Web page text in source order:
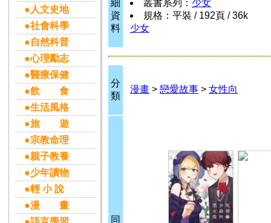
●人文史地
●社會科學
●自然科普
●心理勵志
●醫療保健
●飲 食
●生活風格
●旅 遊
●宗教命理
●親子教養
●少年讀物
●輕 小 說
●漫 畫
細
資
料
叢書系列： 少女
規格：平裝 / 192頁 / 36k
少女
分
類
漫畫 > 戀愛故事 > 女性向
同